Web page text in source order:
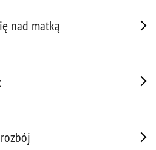
nad matką